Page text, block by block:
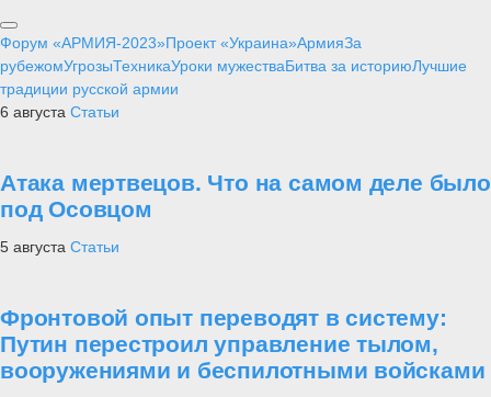
Форум «АРМИЯ-2023»Проект «Украина»АрмияЗа
рубежомУгрозыТехникаУроки мужестваБитва за историюЛучшие
традиции русской армии
6 августа Статьи
Атака мертвецов. Что на самом деле было
под Осовцом
5 августа Статьи
Фронтовой опыт переводят в систему:
Путин перестроил управление тылом,
вооружениями и беспилотными войсками